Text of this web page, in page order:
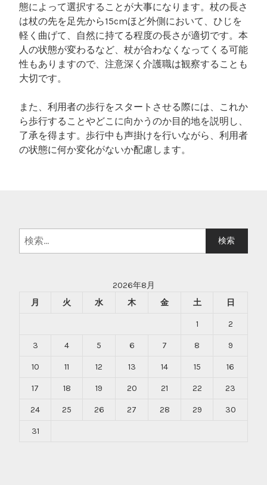
態によって選択することが大事になります。杖の長さ
は杖の先を足先から15cmほど外側において、ひじを
軽く曲げて、自然に持てる程度の長さが適切です。本
人の状態が変わるなど、杖が合わなくなってくる可能
性もありますので、注意深く介護職は観察することも
大切です。
また、利用者の歩行をスタートさせる際には、これか
ら歩行することやどこに向かうのか目的地を説明し、
了承を得ます。歩行中も声掛けを行いながら、利用者
の状態に何か変化がないか配慮します。
検
索:
2026年8月
月
火 水 木 金 土 日
1 2
3 4 5 6 7 8 9
10 11 12 13 14 15 16
17 18 19 20 21 22 23
24 25 26 27 28 29 30
31